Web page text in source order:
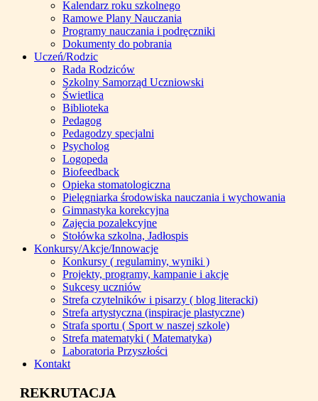
Kalendarz roku szkolnego
Ramowe Plany Nauczania
Programy nauczania i podręczniki
Dokumenty do pobrania
Uczeń/Rodzic
Rada Rodziców
Szkolny Samorząd Uczniowski
Świetlica
Biblioteka
Pedagog
Pedagodzy specjalni
Psycholog
Logopeda
Biofeedback
Opieka stomatologiczna
Pielęgniarka środowiska nauczania i wychowania
Gimnastyka korekcyjna
Zajęcia pozalekcyjne
Stołówka szkolna, Jadłospis
Konkursy/Akcje/Innowacje
Konkursy ( regulaminy, wyniki )
Projekty, programy, kampanie i akcje
Sukcesy uczniów
Strefa czytelników i pisarzy ( blog literacki)
Strefa artystyczna (inspiracje plastyczne)
Strafa sportu ( Sport w naszej szkole)
Strefa matematyki ( Matematyka)
Laboratoria Przyszłości
Kontakt
REKRUTACJA